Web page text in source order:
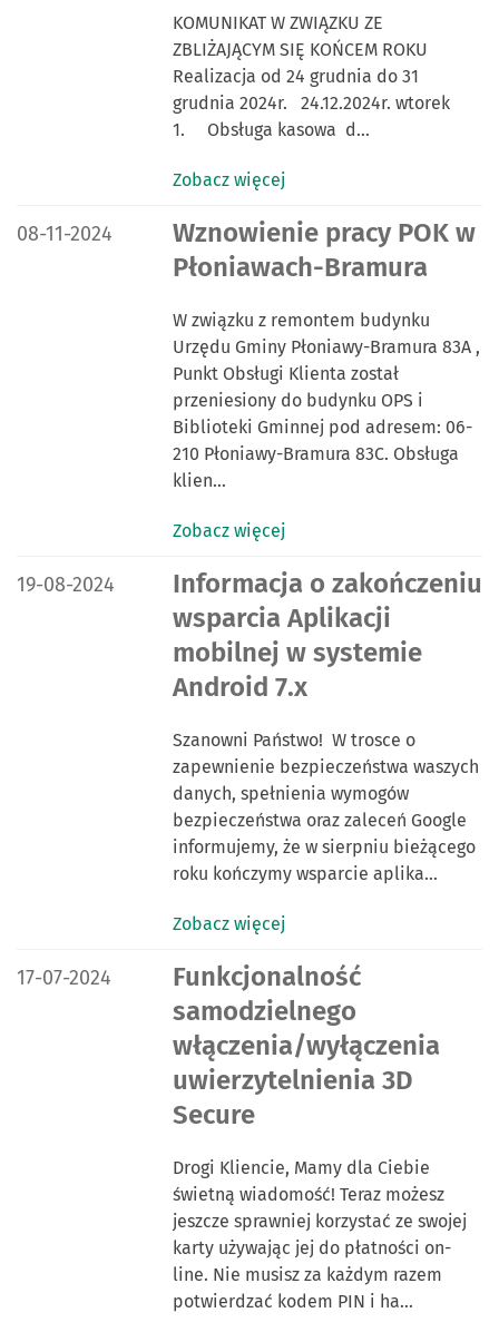
KOMUNIKAT W ZWIĄZKU ZE
ZBLIŻAJĄCYM SIĘ KOŃCEM ROKU
Realizacja od 24 grudnia do 31
grudnia 2024r. 24.12.2024r. wtorek
1. Obsługa kasowa d…
Zobacz więcej
DATA PUBLIKACJI:
08-11-2024
Wznowienie pracy POK w
Płoniawach-Bramura
W związku z remontem budynku
Urzędu Gminy Płoniawy-Bramura 83A ,
Punkt Obsługi Klienta został
przeniesiony do budynku OPS i
Biblioteki Gminnej pod adresem: 06-
210 Płoniawy-Bramura 83C. Obsługa
klien…
Zobacz więcej
DATA PUBLIKACJI:
19-08-2024
Informacja o zakończeniu
wsparcia Aplikacji
mobilnej w systemie
Android 7.x
Szanowni Państwo! W trosce o
zapewnienie bezpieczeństwa waszych
danych, spełnienia wymogów
bezpieczeństwa oraz zaleceń Google
informujemy, że w sierpniu bieżącego
roku kończymy wsparcie aplika…
Zobacz więcej
DATA PUBLIKACJI:
17-07-2024
Funkcjonalność
samodzielnego
włączenia/wyłączenia
uwierzytelnienia 3D
Secure
Drogi Kliencie, Mamy dla Ciebie
świetną wiadomość! Teraz możesz
jeszcze sprawniej korzystać ze swojej
karty używając jej do płatności on-
line. Nie musisz za każdym razem
potwierdzać kodem PIN i ha…